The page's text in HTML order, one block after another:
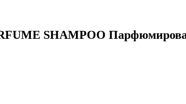
SHAMPOO